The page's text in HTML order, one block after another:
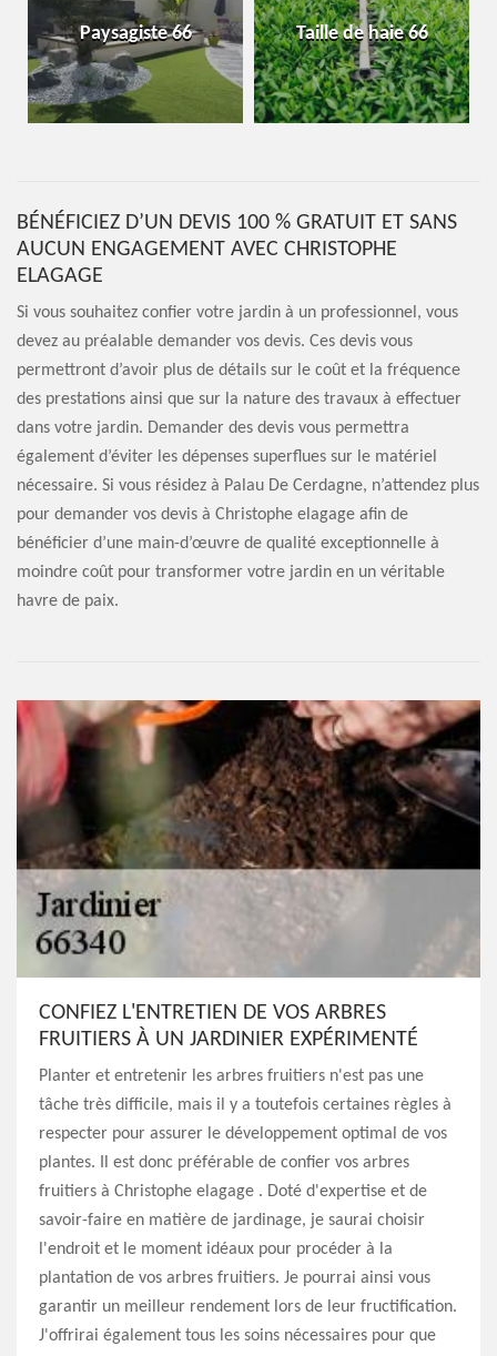
Paysagiste 66 Taille de haie 66
BÉNÉFICIEZ D’UN DEVIS 100 % GRATUIT ET SANS
AUCUN ENGAGEMENT AVEC CHRISTOPHE
ELAGAGE
Si vous souhaitez confier votre jardin à un professionnel, vous
devez au préalable demander vos devis. Ces devis vous
permettront d’avoir plus de détails sur le coût et la fréquence
des prestations ainsi que sur la nature des travaux à effectuer
dans votre jardin. Demander des devis vous permettra
également d’éviter les dépenses superflues sur le matériel
nécessaire. Si vous résidez à Palau De Cerdagne, n’attendez plus
pour demander vos devis à Christophe elagage afin de
bénéficier d’une main-d’œuvre de qualité exceptionnelle à
moindre coût pour transformer votre jardin en un véritable
havre de paix.
CONFIEZ L'ENTRETIEN DE VOS ARBRES
FRUITIERS À UN JARDINIER EXPÉRIMENTÉ
Planter et entretenir les arbres fruitiers n'est pas une
tâche très difficile, mais il y a toutefois certaines règles à
respecter pour assurer le développement optimal de vos
plantes. Il est donc préférable de confier vos arbres
fruitiers à Christophe elagage . Doté d'expertise et de
savoir-faire en matière de jardinage, je saurai choisir
l'endroit et le moment idéaux pour procéder à la
plantation de vos arbres fruitiers. Je pourrai ainsi vous
garantir un meilleur rendement lors de leur fructification.
J'offrirai également tous les soins nécessaires pour que